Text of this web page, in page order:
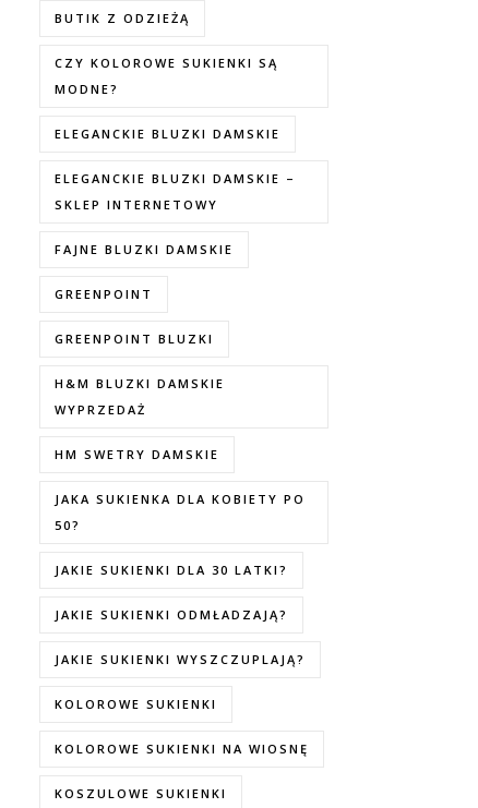
BUTIK Z ODZIEŻĄ
CZY KOLOROWE SUKIENKI SĄ
MODNE?
ELEGANCKIE BLUZKI DAMSKIE
ELEGANCKIE BLUZKI DAMSKIE –
SKLEP INTERNETOWY
FAJNE BLUZKI DAMSKIE
GREENPOINT
GREENPOINT BLUZKI
H&M BLUZKI DAMSKIE
WYPRZEDAŻ
HM SWETRY DAMSKIE
JAKA SUKIENKA DLA KOBIETY PO
50?
JAKIE SUKIENKI DLA 30 LATKI?
JAKIE SUKIENKI ODMŁADZAJĄ?
JAKIE SUKIENKI WYSZCZUPLAJĄ?
KOLOROWE SUKIENKI
KOLOROWE SUKIENKI NA WIOSNĘ
KOSZULOWE SUKIENKI